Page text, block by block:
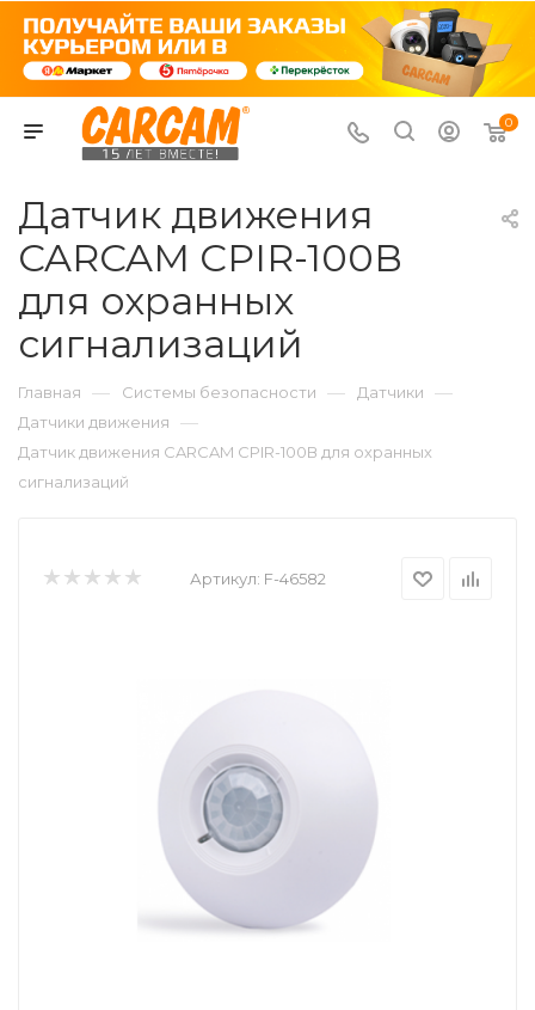
0
Датчик движения
CARCAM CPIR-100В
для охранных
сигнализаций
Главная — Системы безопасности — Датчики —
Датчики движения —
Датчик движения CARCAM CPIR-100В для охранных
сигнализаций
Артикул: F-46582